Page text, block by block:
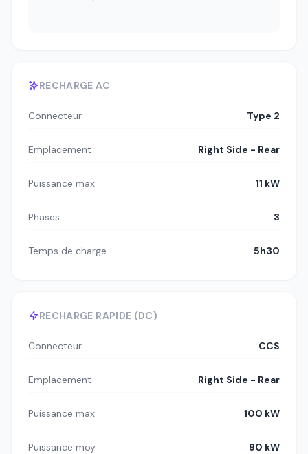
RECHARGE AC
Connecteur Type 2
Emplacement Right Side - Rear
Puissance max 11 kW
Phases 3
Temps de charge 5h30
RECHARGE RAPIDE (DC)
Connecteur CCS
Emplacement Right Side - Rear
Puissance max 100 kW
Puissance moy. 90 kW